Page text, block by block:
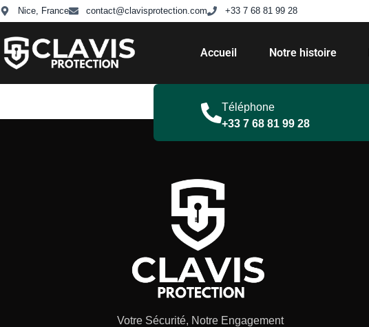
Nice, France contact@clavisprotection.com +33 7 68 81 99 28
Accueil Notre histoire
Téléphone
+33 7 68 81 99 28
Votre Sécurité, Notre Engagement